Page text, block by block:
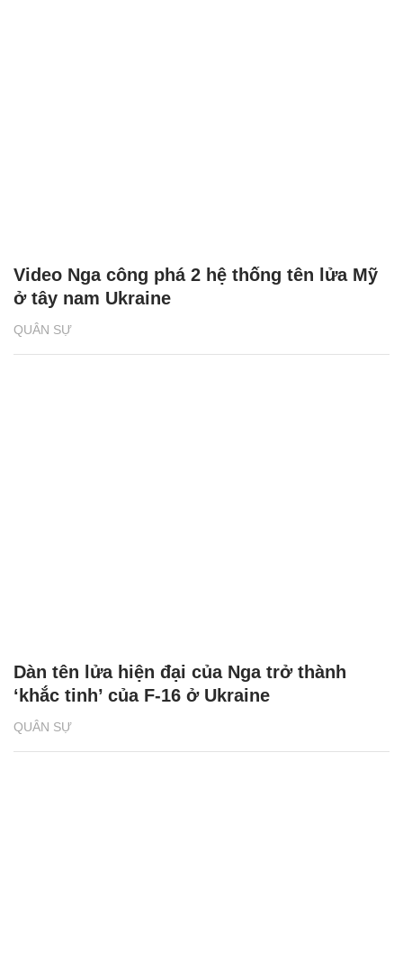
QUÂN SỰ
Video Nga công phá 2 hệ thống tên lửa Mỹ
ở tây nam Ukraine
QUÂN SỰ
Dàn tên lửa hiện đại của Nga trở thành
‘khắc tinh’ của F-16 ở Ukraine